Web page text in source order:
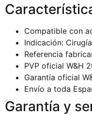
Compatible con
Indicación: Cirugía
Referencia
PVP oficial W&H
Garantía oficial
Envío a toda
Garantía y